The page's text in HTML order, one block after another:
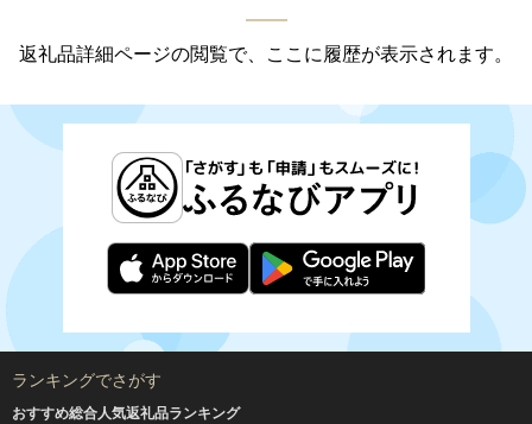
返礼品詳細ページの閲覧で、ここに履歴が表示されます。
ランキングでさがす
おすすめ総合人気返礼品ランキング